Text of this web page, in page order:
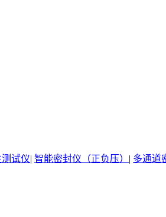
试仪| 智能密封仪（正负压） | 多通道